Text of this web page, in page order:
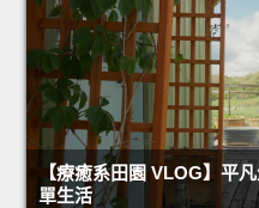
【療癒系田園 VLOG】平
單生活